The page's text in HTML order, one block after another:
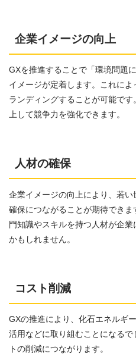
企業イメージの向上
GXを推進することで「環境問題
イメージが定着します。これに
ランディングすることが可能で
上して競争力を強化できます。
人材の確保
企業イメージの向上により、若
確保につながることが期待でき
門知識やスキルを持つ人材が企
かもしれません。
コスト削減
GXの推進により、化石エネルギ
活用などに取り組むことになる
トの削減につながります。